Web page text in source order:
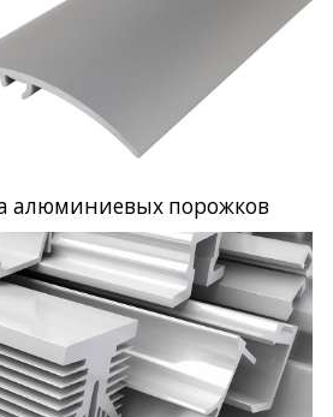
алюминиевых порожков